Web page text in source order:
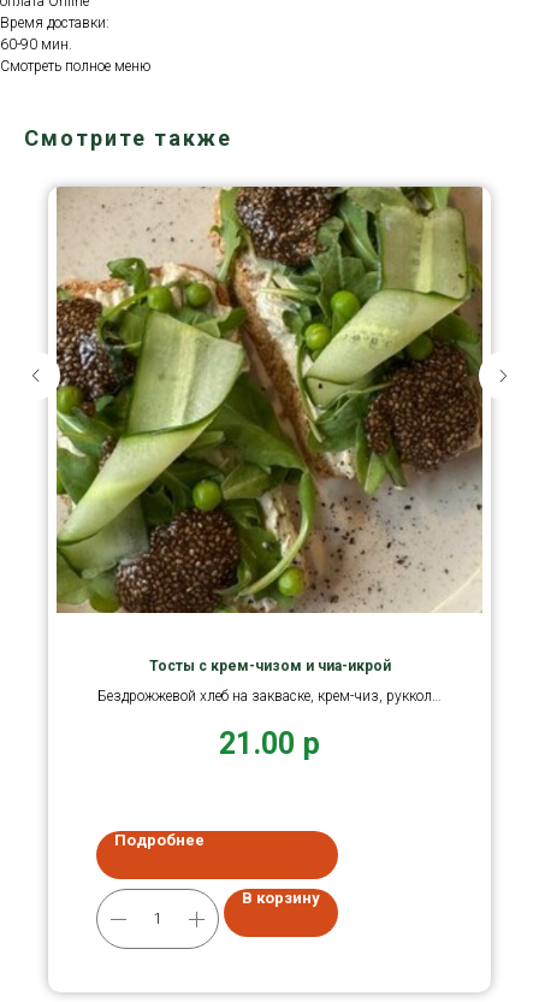
Время доставки:
60-90 мин.
Смотреть полное меню
Смотрите также
Тосты с крем-чизом и чиа-икрой
Бездрожжевой хлеб на закваске, крем-чиз, руккола,
21.00 р
Подробнее
В корзину